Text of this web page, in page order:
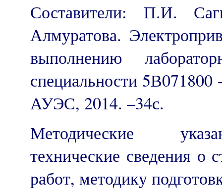
Составители: П.И.
Алмуратова.
выполнению
специальности
АУЭС, 2014. –34с.
Методические
технические сведения о
работ, методику